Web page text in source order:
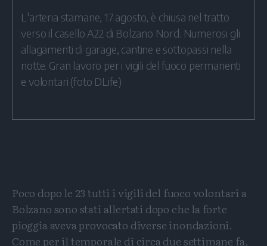
L'arteria stamane, 17 agosto, è chiusa nel tratto
verso il casello A22 di Bolzano Nord. Numerosi gli
allagamenti di garage, cantine e sottopassi nella
notte. Gran lavoro per i vigili del fuoco permanenti
e volontari (foto DLife)
Poco dopo le 23 tutti i vigili del fuoco volontari a
Bolzano sono stati allertati dopo che la forte
pioggia aveva provocato diverse inondazioni.
Come per il temporale di circa due settimane fa,